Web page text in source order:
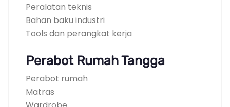
Peralatan teknis
Bahan baku industri
Tools dan perangkat kerja
Perabot Rumah Tangga
Perabot rumah
Matras